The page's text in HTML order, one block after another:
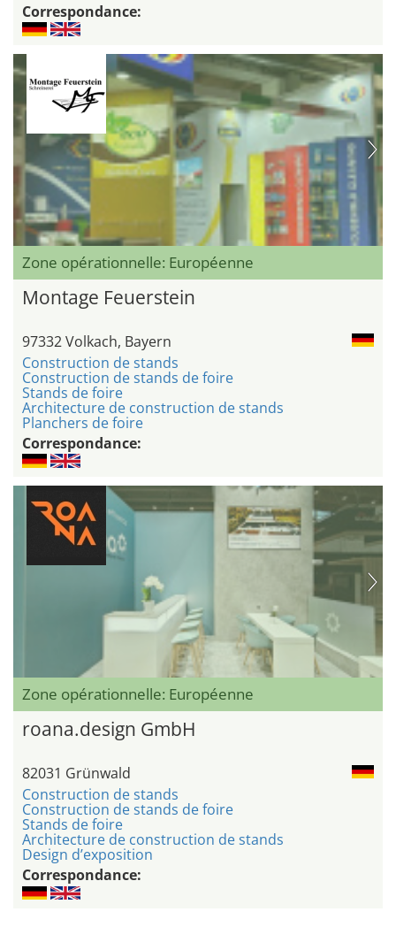
Correspondance:
Zone opérationnelle: Européenne
Montage Feuerstein
97332 Volkach, Bayern
Construction de stands
Construction de stands de foire
Stands de foire
Architecture de construction de stands
Planchers de foire
Correspondance:
Zone opérationnelle: Européenne
roana.design GmbH
82031 Grünwald
Construction de stands
Construction de stands de foire
Stands de foire
Architecture de construction de stands
Design d’exposition
Correspondance: